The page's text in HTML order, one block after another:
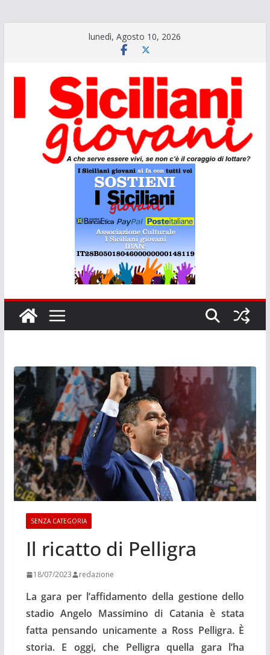
lunedì, Agosto 10, 2026
SENZA CATEGORIA
Il ricatto di Pelligra
18/07/2023 redazione
La gara per l’affidamento della gestione dello
stadio Angelo Massimino di Catania è stata
fatta pensando unicamente a Ross Pelligra. È
storia. E oggi, che Pelligra quella gara l’ha